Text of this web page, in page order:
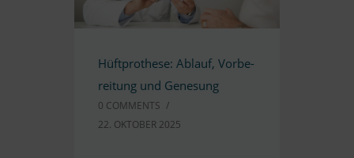
Hüft­prothese: Ab­lauf, Vor­be­
rei­tung und Genesung
0 COMM­ENTS /
22. OK­TO­BER 2025